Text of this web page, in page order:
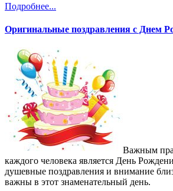
Подробнее...
Оригинальные поздравления с Днем
Важным
каждого человека является День
душевные поздравления и внимание
важны в этот знаменательный день.